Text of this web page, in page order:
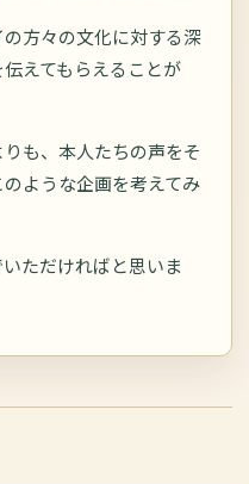
方々の文化に対する深
えてもらえることが
も、本人たちの声をそ
ような企画を考えてみ
ただければと思いま